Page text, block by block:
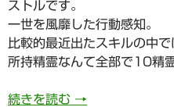
ストルです。
一世を風靡した行動感知。
比較的最近出たスキルの中で
所持精霊なんて全部で10精
続きを読む 920日目 AbCd-
→